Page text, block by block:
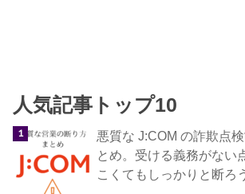
人気記事トップ10
悪質な J:COM の詐欺点
とめ。受ける義務がない
こくてもしっかりと断ろ